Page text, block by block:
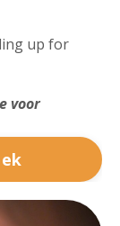
up for
voor